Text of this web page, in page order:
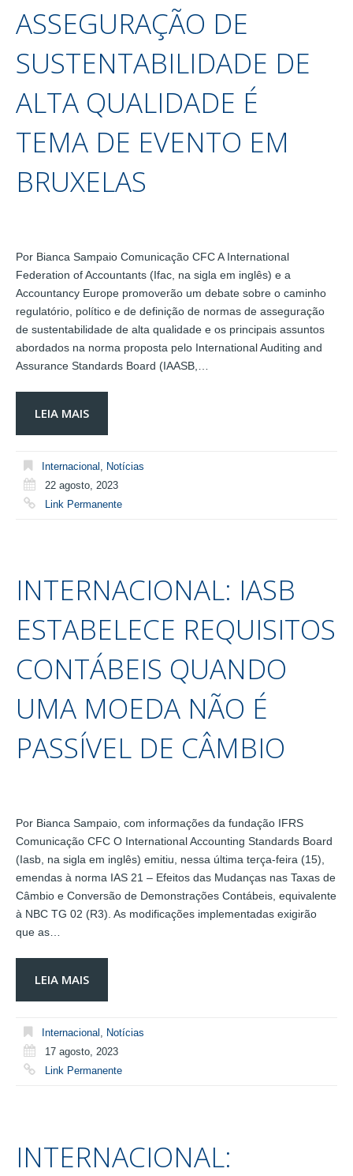
ASSEGURAÇÃO DE
SUSTENTABILIDADE DE
ALTA QUALIDADE É
TEMA DE EVENTO EM
BRUXELAS
Por Bianca Sampaio Comunicação CFC A International
Federation of Accountants (Ifac, na sigla em inglês) e a
Accountancy Europe promoverão um debate sobre o caminho
regulatório, político e de definição de normas de asseguração
de sustentabilidade de alta qualidade e os principais assuntos
abordados na norma proposta pelo International Auditing and
Assurance Standards Board (IAASB,…
LEIA MAIS
Internacional , Notícias
22 agosto, 2023
Link Permanente
INTERNACIONAL: IASB
ESTABELECE REQUISITOS
CONTÁBEIS QUANDO
UMA MOEDA NÃO É
PASSÍVEL DE CÂMBIO
Por Bianca Sampaio, com informações da fundação IFRS
Comunicação CFC O International Accounting Standards Board
(Iasb, na sigla em inglês) emitiu, nessa última terça-feira (15),
emendas à norma IAS 21 – Efeitos das Mudanças nas Taxas de
Câmbio e Conversão de Demonstrações Contábeis, equivalente
à NBC TG 02 (R3). As modificações implementadas exigirão
que as…
LEIA MAIS
Internacional , Notícias
17 agosto, 2023
Link Permanente
INTERNACIONAL: